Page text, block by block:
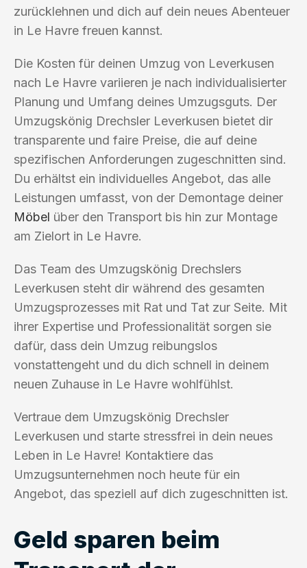
zurücklehnen und dich auf dein neues Abenteuer
in Le Havre freuen kannst.
Die Kosten für deinen Umzug von Leverkusen
nach Le Havre variieren je nach individualisierter
Planung und Umfang deines Umzugsguts. Der
Umzugskönig Drechsler Leverkusen bietet dir
transparente und faire Preise, die auf deine
spezifischen Anforderungen zugeschnitten sind.
Du erhältst ein individuelles Angebot, das alle
Leistungen umfasst, von der Demontage deiner
Möbel über den Transport bis hin zur Montage
am Zielort in Le Havre.
Das Team des Umzugskönig Drechslers
Leverkusen steht dir während des gesamten
Umzugsprozesses mit Rat und Tat zur Seite. Mit
ihrer Expertise und Professionalität sorgen sie
dafür, dass dein Umzug reibungslos
vonstattengeht und du dich schnell in deinem
neuen Zuhause in Le Havre wohlfühlst.
Vertraue dem Umzugskönig Drechsler
Leverkusen und starte stressfrei in dein neues
Leben in Le Havre! Kontaktiere das
Umzugsunternehmen noch heute für ein
Angebot, das speziell auf dich zugeschnitten ist.
Geld sparen beim